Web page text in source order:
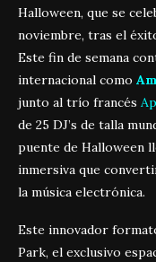
Halloween, que se
noviembre, tras el
Este fin de semana
internacional como
junto al trío francés
de 25 DJ’s de talla
puente de Halloween
inmersiva que
la música electrónica.
Este innovador
Park, el exclusivo